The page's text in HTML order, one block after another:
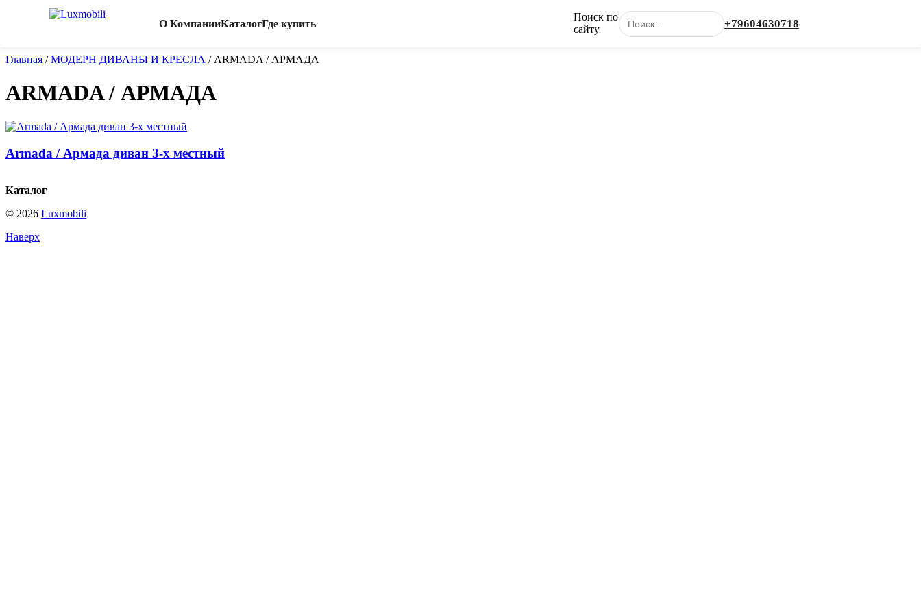
О КомпанииКаталогГде купить
Поиск по
сайту
+79604630718
Главная /МОДЕРН ДИВАНЫ И КРЕСЛА / ARMADA / АРМАДА
ARMADA / АРМАДА
Armada / Армада диван 3-х местный
Каталог
© 2026 Luxmobili
Наверх